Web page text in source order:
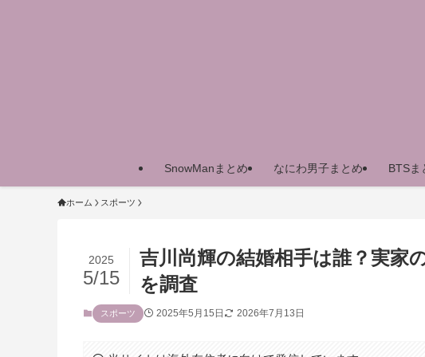
SnowManまとめ なにわ男子まとめ BTSま
ホーム スポーツ
吉川尚輝の結婚相手は誰？実家
を調査
2025
5/15
スポーツ 2025年5月15日 2026年7月13日